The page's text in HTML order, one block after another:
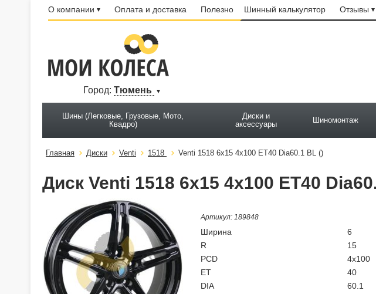
О компании Оплата и доставка Полезно Шинный калькулятор Отзывы
Город: Тюмень
Шины (Легковые, Грузовые, Мото,
Квадро)
Диски и
аксессуары
Шиномонтаж
Главная Диски Venti 1518 Venti 1518 6x15 4x100 ET40 Dia60.1 BL ()
Диск Venti 1518 6x15 4x100 ET40
Артикул: 189848
Ширина
6
R
15
PCD
4x100
ET
40
DIA
60.1